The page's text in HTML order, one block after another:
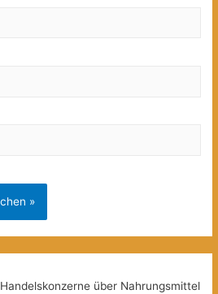
über Nahrungsmittel